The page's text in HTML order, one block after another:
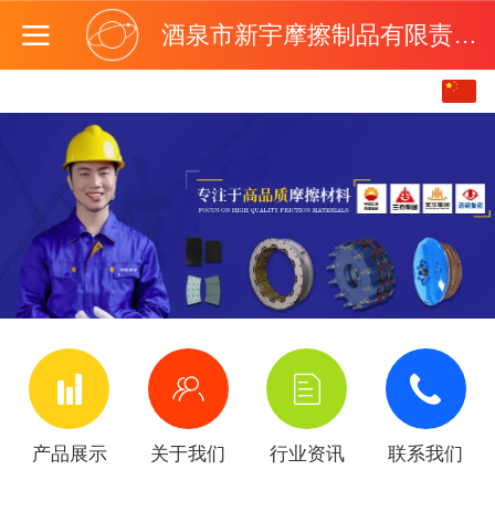
酒泉市新宇摩擦制品有限责任公司
产品展示 关于我们 行业资讯 联系我们